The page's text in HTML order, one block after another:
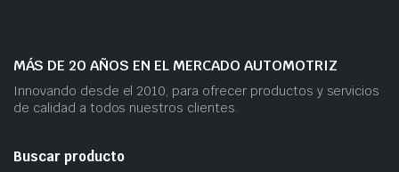
MÁS DE 20 AÑOS EN EL MERCADO AUTOMOTRIZ
Innovando desde el 2010, para ofrecer productos y servicios
de calidad a todos nuestros clientes.
Buscar producto